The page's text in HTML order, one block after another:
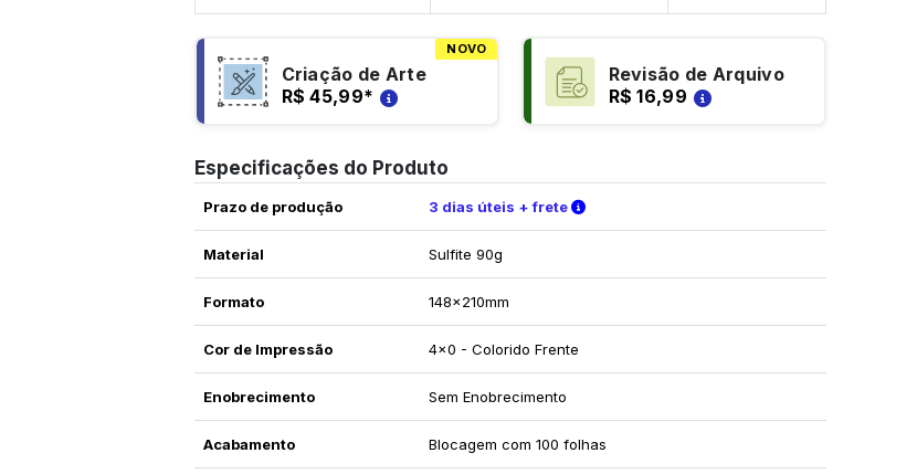
NOVO
Criação de Arte
R$ 45,99*
Revisão de Arquivo
R$ 16,99
Especificações do Produto
Prazo de produção 3 dias úteis + frete Verifique as condições de entrega
Material Sulfite 90g
Formato 148x210mm
Cor de Impressão 4x0 - Colorido Frente
Enobrecimento Sem Enobrecimento
Acabamento Blocagem com 100 folhas